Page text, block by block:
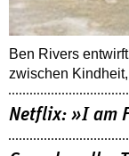
Ben Rivers
zwischen
Netflix: »I am